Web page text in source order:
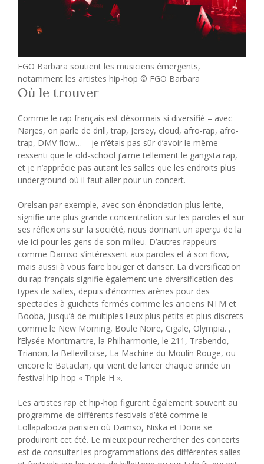
FGO Barbara soutient les musiciens émergents,
notamment les artistes hip-hop © FGO Barbara
Où le trouver
Comme le rap français est désormais si diversifié – avec
Narjes, on parle de drill, trap, Jersey, cloud, afro-rap, afro-
trap, DMV flow… – je n’étais pas sûr d’avoir le même
ressenti que le old-school j’aime tellement le gangsta rap,
et je n’apprécie pas autant les salles que les endroits plus
underground où il faut aller pour un concert.
Orelsan par exemple, avec son énonciation plus lente,
signifie une plus grande concentration sur les paroles et sur
ses réflexions sur la société, nous donnant un aperçu de la
vie ici pour les gens de son milieu. D’autres rappeurs
comme Damso s’intéressent aux paroles et à son flow,
mais aussi à vous faire bouger et danser. La diversification
du rap français signifie également une diversification des
types de salles, depuis d’énormes arènes pour des
spectacles à guichets fermés comme les anciens NTM et
Booba, jusqu’à de multiples lieux plus petits et plus discrets
comme le New Morning, Boule Noire, Cigale, Olympia. ,
l’Elysée Montmartre, la Philharmonie, le 211, Trabendo,
Trianon, la Bellevilloise, La Machine du Moulin Rouge, ou
encore le Bataclan, qui vient de lancer chaque année un
festival hip-hop « Triple H ».
Les artistes rap et hip-hop figurent également souvent au
programme de différents festivals d’été comme le
Lollapalooza parisien où Damso, Niska et Doria se
produiront cet été. Le mieux pour rechercher des concerts
est de consulter les programmations des différentes salles